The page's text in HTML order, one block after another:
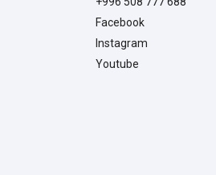
Facebook
Instagram
Youtube